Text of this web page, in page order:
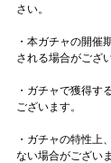
さい。
・本ガチャの開催
される場合がござ
・ガチャで獲得す
ございます。
・ガチャの特性上
ない場合がございま